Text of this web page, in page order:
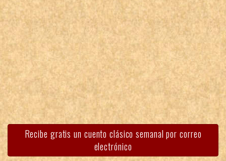
Recibe gratis un cuento clásico semanal por correo
electrónico